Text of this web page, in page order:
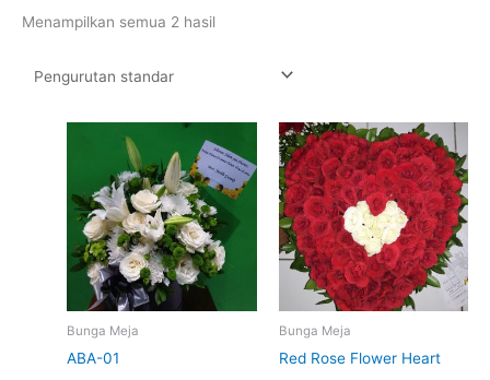
Menampilkan semua 2 hasil
Bunga Meja
ABA-01
Bunga Meja
Red Rose Flower Heart